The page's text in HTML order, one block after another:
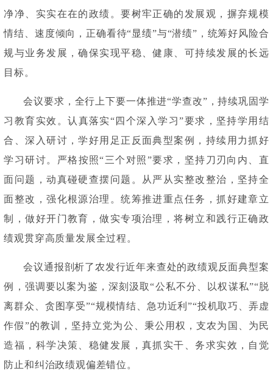
净净、实实在在的政绩。要树牢正确的发展观，摒弃规模
情结、速度倾向，正确看待“显绩”与“潜绩”，统筹好风险合
规与业务发展，确保实现平稳、健康、可持续发展的长远
目标。
会议要求，全行上下要一体推进“学查改”，持续巩固学
习教育实效。认真落实“四个深入学习”要求，坚持学用结
合、深入研讨，学好用足正反面典型案例，持续用力抓好
学习研讨。严格按照“三个对照”要求，坚持刀刃向内、直
面问题，动真碰硬查摆问题。从严从实整改整治，坚持全
面整改，强化根源治理。统筹推进重点任务，抓好建章立
制，做好开门教育，做实专项治理，将树立和践行正确政
绩观贯穿高质量发展全过程。
会议通报剖析了农发行近年来查处的政绩观反面典型案
例，强调要以案为鉴，深刻汲取“公私不分、以权谋私”“脱
离群众、贪图享受”“规模情结、急功近利”“投机取巧、弄虚
作假”的教训，坚持立党为公、秉公用权，支农为国、为民
造福，科学决策、稳健发展，真抓实干、务求实效，自觉
防止和纠治政绩观偏差错位。